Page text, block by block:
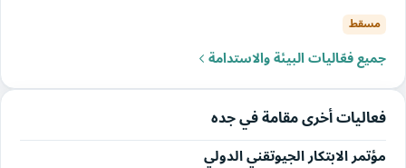
مسقط
جميع فعّاليات البيئة والاستدامة
فعاليات أخرى مقامة في جده
مؤتمر الابتكار الجيوتقني الدولي